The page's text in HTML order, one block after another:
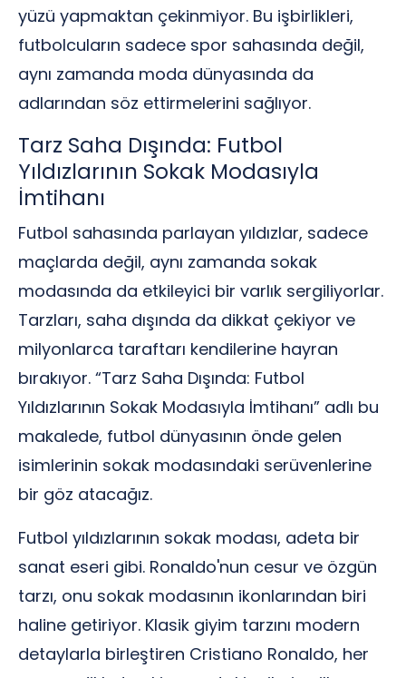
yüzü yapmaktan çekinmiyor. Bu işbirlikleri,
futbolcuların sadece spor sahasında değil,
aynı zamanda moda dünyasında da
adlarından söz ettirmelerini sağlıyor.
Tarz Saha Dışında: Futbol
Yıldızlarının Sokak Modasıyla
İmtihanı
Futbol sahasında parlayan yıldızlar, sadece
maçlarda değil, aynı zamanda sokak
modasında da etkileyici bir varlık sergiliyorlar.
Tarzları, saha dışında da dikkat çekiyor ve
milyonlarca taraftarı kendilerine hayran
bırakıyor. “Tarz Saha Dışında: Futbol
Yıldızlarının Sokak Modasıyla İmtihanı” adlı bu
makalede, futbol dünyasının önde gelen
isimlerinin sokak modasındaki serüvenlerine
bir göz atacağız.
Futbol yıldızlarının sokak modası, adeta bir
sanat eseri gibi. Ronaldo'nun cesur ve özgün
tarzı, onu sokak modasının ikonlarından biri
haline getiriyor. Klasik giyim tarzını modern
detaylarla birleştiren Cristiano Ronaldo, her